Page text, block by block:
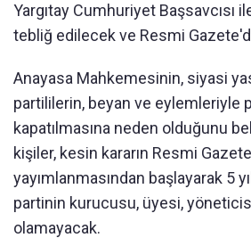
Yargıtay Cumhuriyet Başsavcısı
tebliğ edilecek ve Resmi
Anayasa Mahkemesinin, siyasi
partililerin, beyan ve eylemleriyle
kapatılmasına neden olduğunu
kişiler, kesin kararın Resmi
yayımlanmasından başlayarak 5
partinin kurucusu, üyesi,
olamayacak.